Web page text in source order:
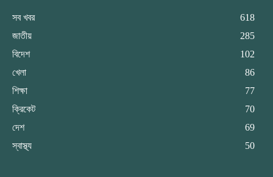
সব খবর
618
জাতীয়
285
বিদেশ
102
খেলা
86
শিক্ষা
77
ক্রিকেট
70
দেশ
69
স্বাস্থ্য
50